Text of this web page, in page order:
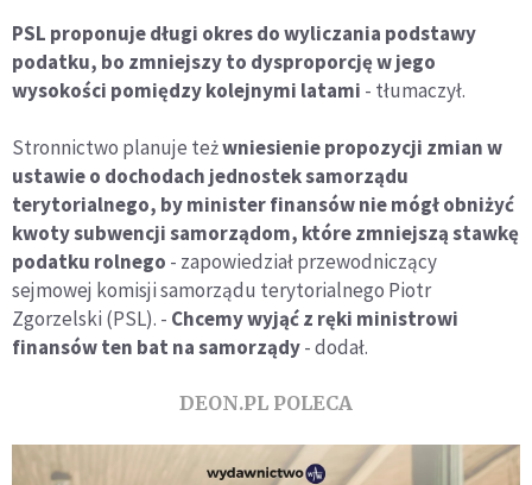
PSL proponuje długi okres do wyliczania podstawy
podatku, bo zmniejszy to dysproporcję w jego
wysokości pomiędzy kolejnymi latami - tłumaczył.
Stronnictwo planuje teżwniesienie propozycji zmian w
ustawie o dochodach jednostek samorządu
terytorialnego, by minister finansów nie mógł obniżyć
kwoty subwencji samorządom, które zmniejszą stawkę
podatku rolnego - zapowiedział przewodniczący
sejmowej komisji samorządu terytorialnego Piotr
Zgorzelski (PSL). - Chcemy wyjąć z ręki ministrowi
finansów ten bat na samorządy- dodał.
DEON.PL POLECA